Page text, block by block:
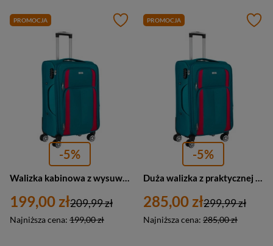
PROMOCJA
-5%
Walizka kabinowa z wysuwaną rączką wykonana z poliestru w turkusowo-różowym kolorze - Peterson
199,00 zł
Najniższa cena: 199,00 zł
209,99 zł
PROMOCJA
-5%
Duża walizka z praktycznej tkaniny poliestrowej w turkusowo-różowym - Peterson
285,00 zł
Najniższa cena: 285,00 zł
299,99 zł